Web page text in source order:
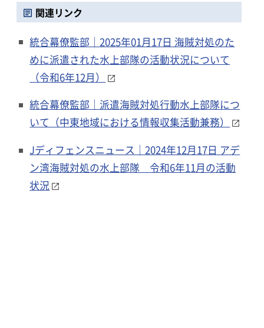
関連リンク
統合幕僚監部｜2025年01月17日 海賊対処のた
めに派遣された水上部隊の活動状況について
（令和6年12月）
統合幕僚監部｜派遣海賊対処行動水上部隊につ
いて（中東地域における情報収集活動兼務）
Jディフェンスニュース｜2024年12月17日 アデ
ン湾海賊対処の水上部隊 令和6年11月の活動
状況